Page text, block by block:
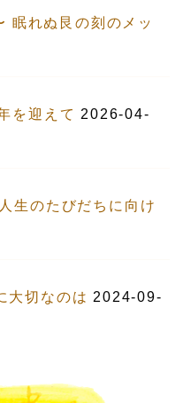
眠れぬ艮の刻のメッ
を迎えて 2026-04-
生のたびだちに向け
大切なのは 2024-09-